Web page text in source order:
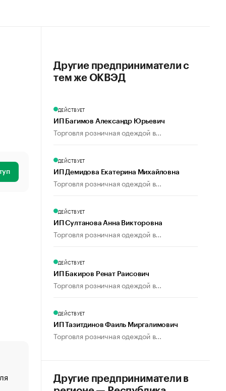
«От спорта тело стареет иначе». Как живет глава
создавшей GTA
Другие предприниматели с
тем же ОКВЭД
ДЕЙСТВУЕТ
ИП Багимов Александр Юрьевич
Торговля розничная одеждой в...
ДЕЙСТВУЕТ
ИП Демидова Екатерина Михайловна
Торговля розничная одеждой в...
ДЕЙСТВУЕТ
ИП Султанова Анна Викторовна
Торговля розничная одеждой в...
ДЕЙСТВУЕТ
ИП Бакиров Ренат Раисович
Торговля розничная одеждой в...
ДЕЙСТВУЕТ
ИП Тазитдинов Фаиль Миргалимович
Торговля розничная одеждой в...
Другие предприниматели в